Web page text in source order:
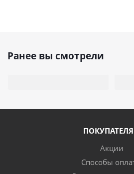
Ранее вы смотрели
Акции
Способы